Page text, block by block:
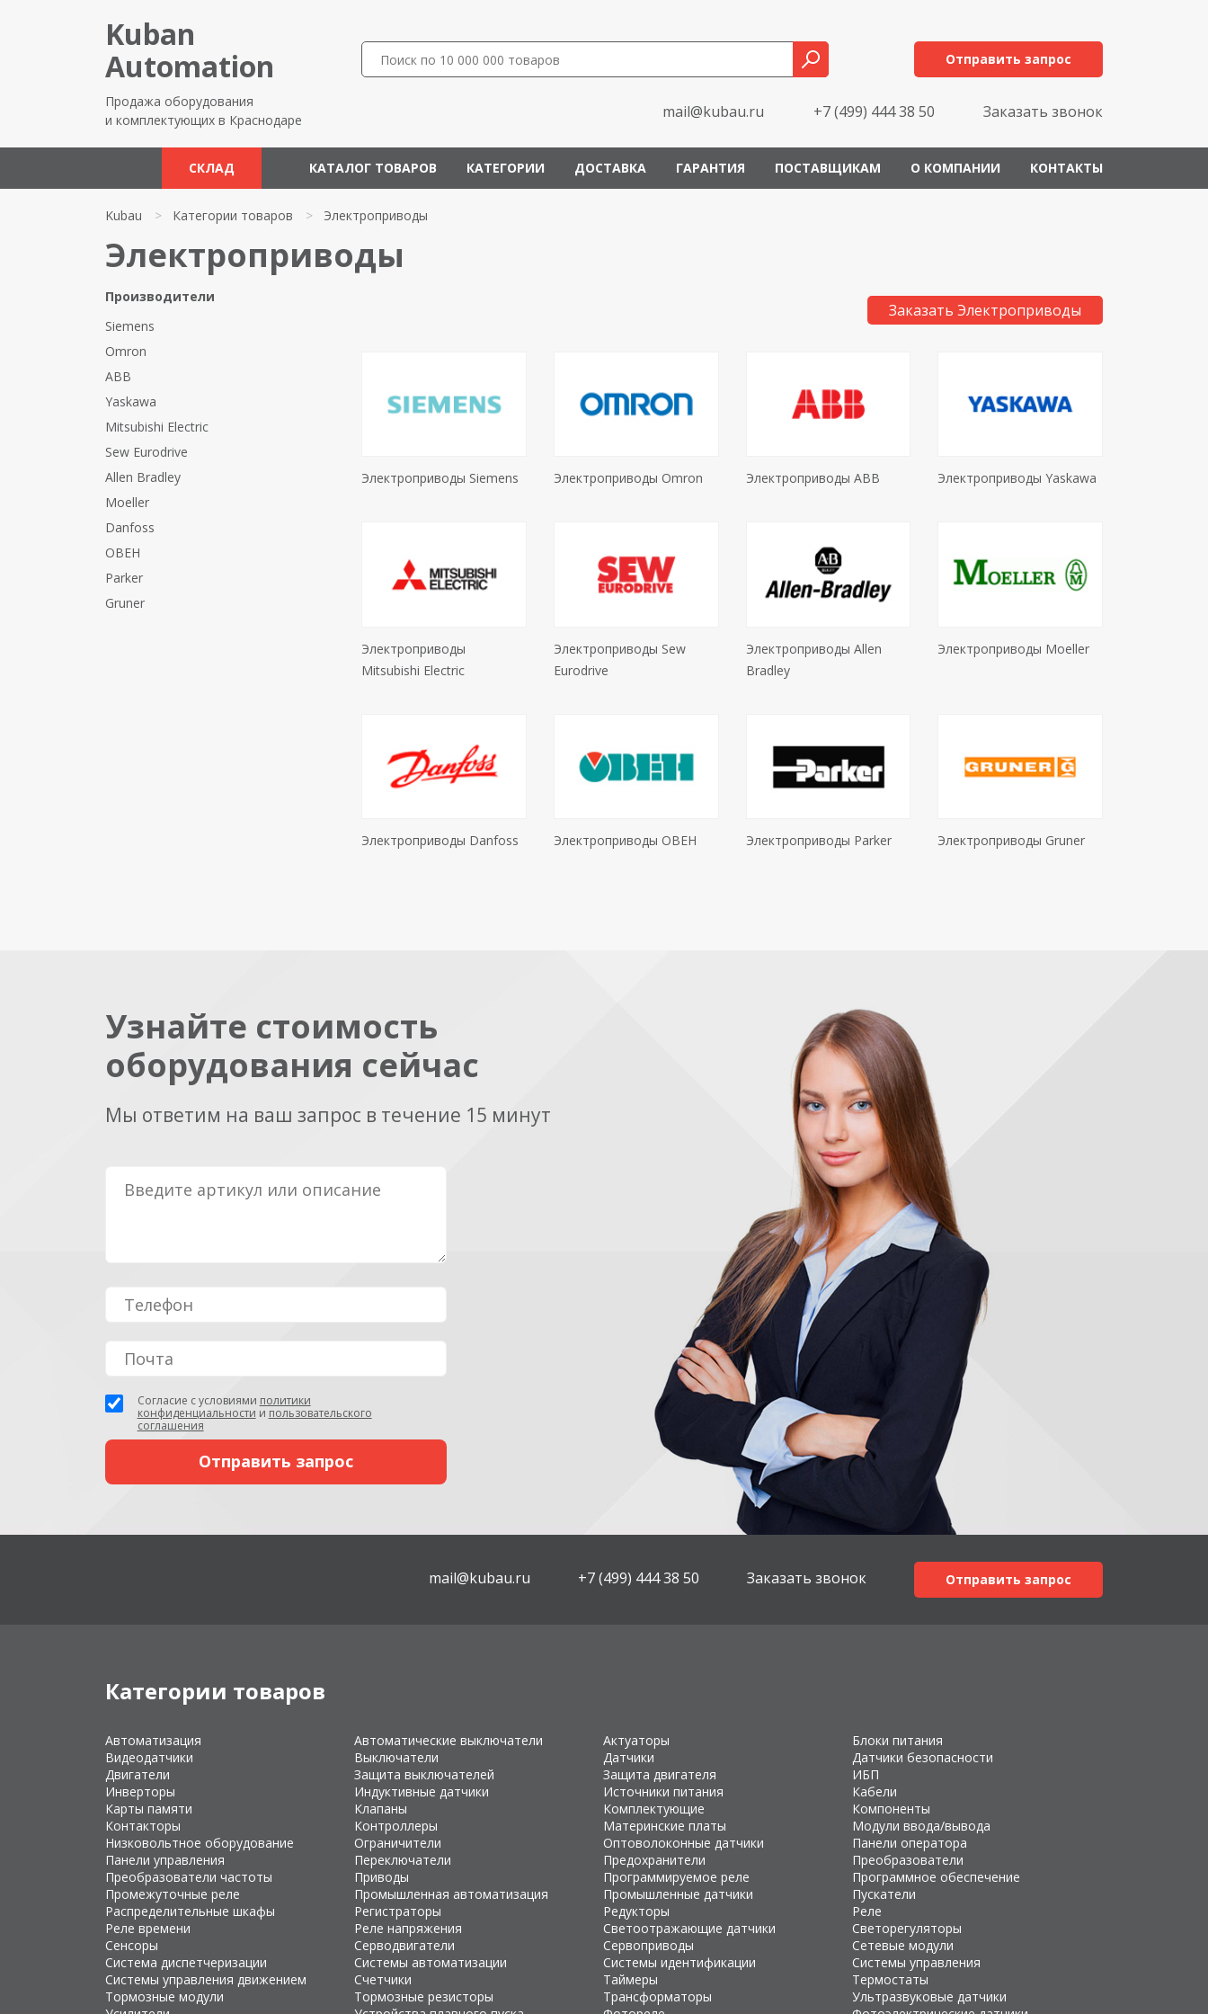
Kuban
Automation
Продажа оборудования
и комплектующих в Краснодаре
Отправить запрос
mail@kubau.ru +7 (499) 444 38 50 Заказать звонок
СКЛАД КАТАЛОГ ТОВАРОВ КАТЕГОРИИ ДОСТАВКА ГАРАНТИЯ ПОСТАВЩИКАМ О КОМПАНИИ КОНТАКТЫ
Kubau > Категории товаров > Электроприводы
Электроприводы
Производители
Siemens
Omron
ABB
Yaskawa
Mitsubishi Electric
Sew Eurodrive
Allen Bradley
Moeller
Danfoss
ОВЕН
Parker
Gruner
Заказать Электроприводы
Электроприводы Siemens Электроприводы Omron Электроприводы ABB Электроприводы Yaskawa
Электроприводы
Mitsubishi Electric
Электроприводы Sew
Eurodrive
Электроприводы Allen
Bradley
Электроприводы Moeller
Электроприводы Danfoss Электроприводы ОВЕН Электроприводы Parker Электроприводы Gruner
Узнайте стоимость
оборудования сейчас
Мы ответим на ваш запрос в течение 15 минут
Согласие с условиями политики
конфиденциальности и пользовательского
соглашения
mail@kubau.ru +7 (499) 444 38 50 Заказать звонок Отправить запрос
Категории товаров
Автоматизация Автоматические выключатели Актуаторы
Блоки питания
Видеодатчики
Выключатели Датчики
Датчики безопасности
Двигатели
Защита выключателей Защита двигателя
ИБП
Инверторы
Индуктивные датчики Источники питания
Кабели
Карты памяти
Клапаны Комплектующие
Компоненты
Контакторы
Контроллеры Материнские платы
Модули ввода/вывода
Низковольтное оборудование
Ограничители Оптоволоконные датчики
Панели оператора
Панели управления
Переключатели Предохранители
Преобразователи
Преобразователи частоты
Приводы Программируемое реле
Программное обеспечение
Промежуточные реле
Промышленная автоматизация Промышленные датчики
Пускатели
Распределительные шкафы
Регистраторы Редукторы
Реле
Реле времени
Реле напряжения Светоотражающие датчики
Светорегуляторы
Сенсоры
Серводвигатели Сервоприводы
Сетевые модули
Система диспетчеризации
Системы автоматизации Системы идентификации
Системы управления
Системы управления движением
Счетчики Таймеры
Термостаты
Тормозные модули
Тормозные резисторы Трансформаторы
Ультразвуковые датчики